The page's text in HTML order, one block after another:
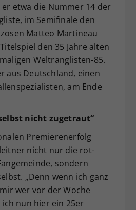
etwa die Nummer 14 der
im Semifinale den
Matteo Martineau
den 35 Jahre alten
Weltranglisten-85.
aus Deutschland, einen
am Ende
nicht zugetraut“
Premierenerfolg
nicht nur die rot-
sondern
„Denn wenn ich ganz
wer vor der Woche
nun hier ein 25er